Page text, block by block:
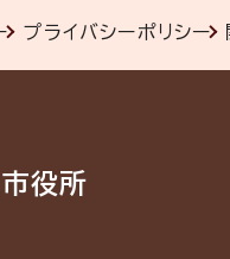
プライバシーポリシー
役所